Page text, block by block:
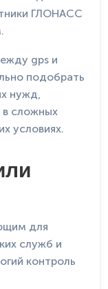
ГЛОНАСС
gps и
подобрать
нужд,
в сложных
условиях.
для
служб и
контроль